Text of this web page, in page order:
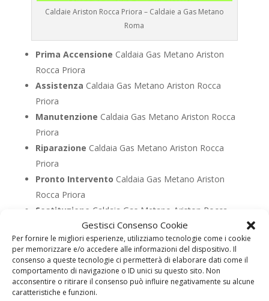
Gestisci Consenso Cookie
Per fornire le migliori esperienze, utilizziamo tecnologie come i cookie
per memorizzare e/o accedere alle informazioni del dispositivo. Il
consenso a queste tecnologie ci permetterà di elaborare dati come il
comportamento di navigazione o ID unici su questo sito. Non
acconsentire o ritirare il consenso può influire negativamente su alcune
caratteristiche e funzioni.
Caldaie Ariston Rocca Priora – Caldaie a Gas Metano
Roma
Prima Accensione Caldaia Gas Metano Ariston
Rocca Priora
Assistenza Caldaia Gas Metano Ariston Rocca
Priora
Manutenzione Caldaia Gas Metano Ariston Rocca
Priora
Riparazione Caldaia Gas Metano Ariston Rocca
Priora
Pronto Intervento Caldaia Gas Metano Ariston
Rocca Priora
Sostituzione Caldaia Gas Metano Ariston Rocca
PuliziaCaldaia Gas Metano Ariston Rocca Priora
Controllo FumiCaldaia Gas Metano Ariston Rocca
Priora
Bollino BluCaldaia Gas Metano Ariston Rocca